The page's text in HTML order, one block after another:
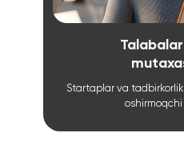
Startaplar va